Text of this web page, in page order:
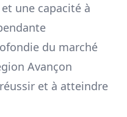
une capacité à
du marché
Avançon
et à atteindre